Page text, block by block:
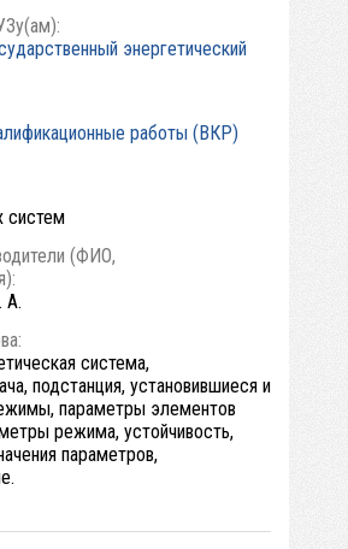
энергетический
работы (ВКР)
систем
(ФИО,
А.
система,
подстанция, установившиеся и
параметры элементов
режима, устойчивость,
параметров,